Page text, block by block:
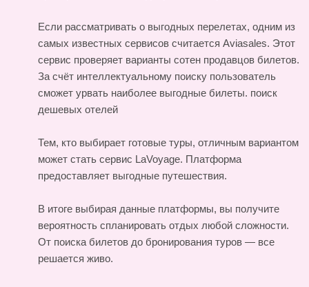
Если рассматривать о выгодных перелетах, одним из
самых известных сервисов считается Aviasales. Этот
сервис проверяет варианты сотен продавцов билетов.
За счёт интеллектуальному поиску пользователь
сможет урвать наиболее выгодные билеты. поиск
дешевых отелей
Тем, кто выбирает готовые туры, отличным вариантом
может стать сервис LaVoyage. Платформа
предоставляет выгодные путешествия.
В итоге выбирая данные платформы, вы получите
вероятность спланировать отдых любой сложности.
От поиска билетов до бронирования туров — все
решается живо.